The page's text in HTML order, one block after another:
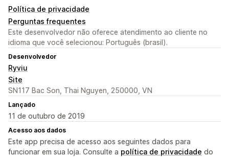
Política de privacidade
Perguntas frequentes
Este desenvolvedor não oferece atendimento ao cliente no
idioma que você selecionou: Português (brasil).
Desenvolvedor
Ryviu
Site
SN117 Bac Son, Thai Nguyen, 250000, VN
Lançado
11 de outubro de 2019
Acesso aos dados
Este app precisa de acesso aos seguintes dados para
funcionar em sua loja. Consulte a política de privacidade do